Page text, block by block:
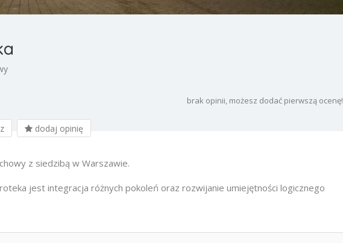
brak opinii, możesz dodać pierwszą ocenę!
dodaj opinię
z siedzibą w Warszawie.
jest integracja różnych pokoleń oraz rozwijanie umiejętności logicznego